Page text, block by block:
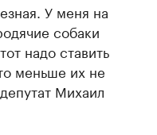
У меня на
собаки
надо ставить
меньше их не
Михаил